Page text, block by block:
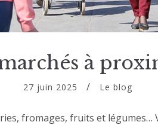
à
27 juin 2025 Le blog
fromages, fruits et légumes…